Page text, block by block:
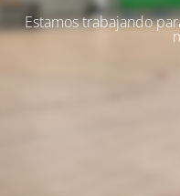
Estamos trabajando